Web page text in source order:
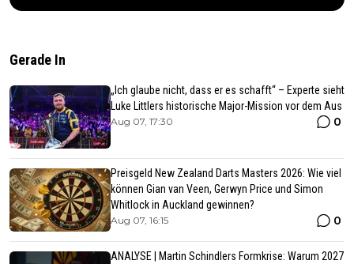
Gerade In
„Ich glaube nicht, dass er es schafft“ – Experte sieht
Luke Littlers historische Major-Mission vor dem Aus
Aug 07, 17:30 0
Preisgeld New Zealand Darts Masters 2026: Wie viel
können Gian van Veen, Gerwyn Price und Simon
Whitlock in Auckland gewinnen?
Aug 07, 16:15 0
ANALYSE | Martin Schindlers Formkrise: Warum 2027